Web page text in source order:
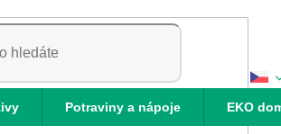
Potraviny a nápoje EKO